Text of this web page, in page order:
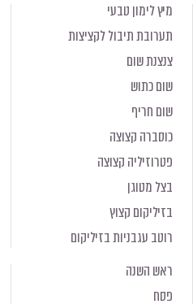
מיץ לימון טבעי
תערובת תיבול לקציצות
צנצנת שום
שום כתוש
שום חריף
כוסברה קצוצה
פטרוזיליה קצוצה
בצל מטוגן
בזיליקום קצוץ
רוטב עגבניות בזיליקום
ראש השנה
פסח